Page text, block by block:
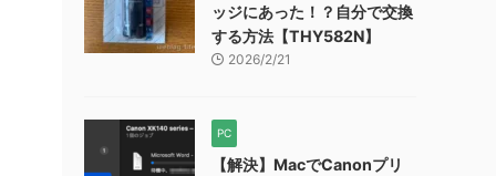
ッジにあった！？自分で交換
する方法【THY582N】
2026/2/21
PC
【解決】MacでCanonプリ